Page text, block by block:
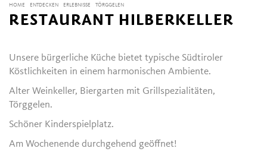
HOME ENTDECKEN ERLEBNISSE TÖRGGELEN
RESTAURANT HILBERKELLER
Unsere bürgerliche Küche bietet typische Südtiroler
Köstlichkeiten in einem harmonischen Ambiente.
Alter Weinkeller, Biergarten mit Grillspezialitäten,
Törggelen.
Schöner Kinderspielplatz.
Am Wochenende durchgehend geöffnet!